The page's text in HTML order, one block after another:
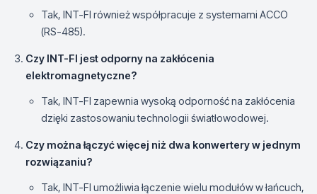
Tak, INT-FI również współpracuje z systemami ACCO
(RS-485).
Czy INT-FI jest odporny na zakłócenia
elektromagnetyczne?
Tak, INT-FI zapewnia wysoką odporność na zakłócenia
dzięki zastosowaniu technologii światłowodowej.
Czy można łączyć więcej niż dwa konwertery w jednym
rozwiązaniu?
Tak, INT-FI umożliwia łączenie wielu modułów w łańcuch,